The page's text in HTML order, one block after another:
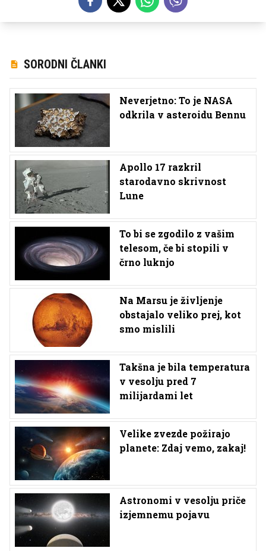
SORODNI ČLANKI
Neverjetno: To je NASA
odkrila v asteroidu Bennu
Apollo 17 razkril
starodavno skrivnost
Lune
To bi se zgodilo z vašim
telesom, če bi stopili v
črno luknjo
Na Marsu je življenje
obstajalo veliko prej, kot
smo mislili
Takšna je bila temperatura
v vesolju pred 7
milijardami let
Velike zvezde požirajo
planete: Zdaj vemo, zakaj!
Astronomi v vesolju priče
izjemnemu pojavu